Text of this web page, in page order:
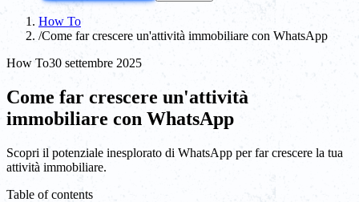
How To
/Come far crescere un'attività immobiliare con WhatsApp
How To30 settembre 2025
Come far crescere un'attività
immobiliare con WhatsApp
Scopri il potenziale inesplorato di WhatsApp per far crescere la tua
attività immobiliare.
Table of contents